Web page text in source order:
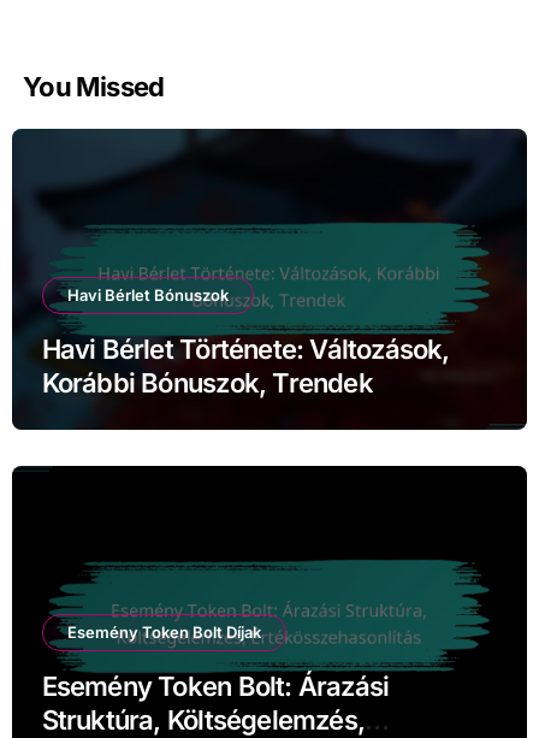
You Missed
Havi Bérlet Bónuszok
Havi Bérlet Története: Változások,
Korábbi Bónuszok, Trendek
Esemény Token Bolt Díjak
Esemény Token Bolt: Árazási
Struktúra, Költségelemzés,